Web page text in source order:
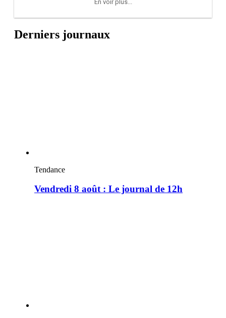
En voir plus...
Derniers journaux
Tendance
Vendredi 8 août : Le journal de 12h